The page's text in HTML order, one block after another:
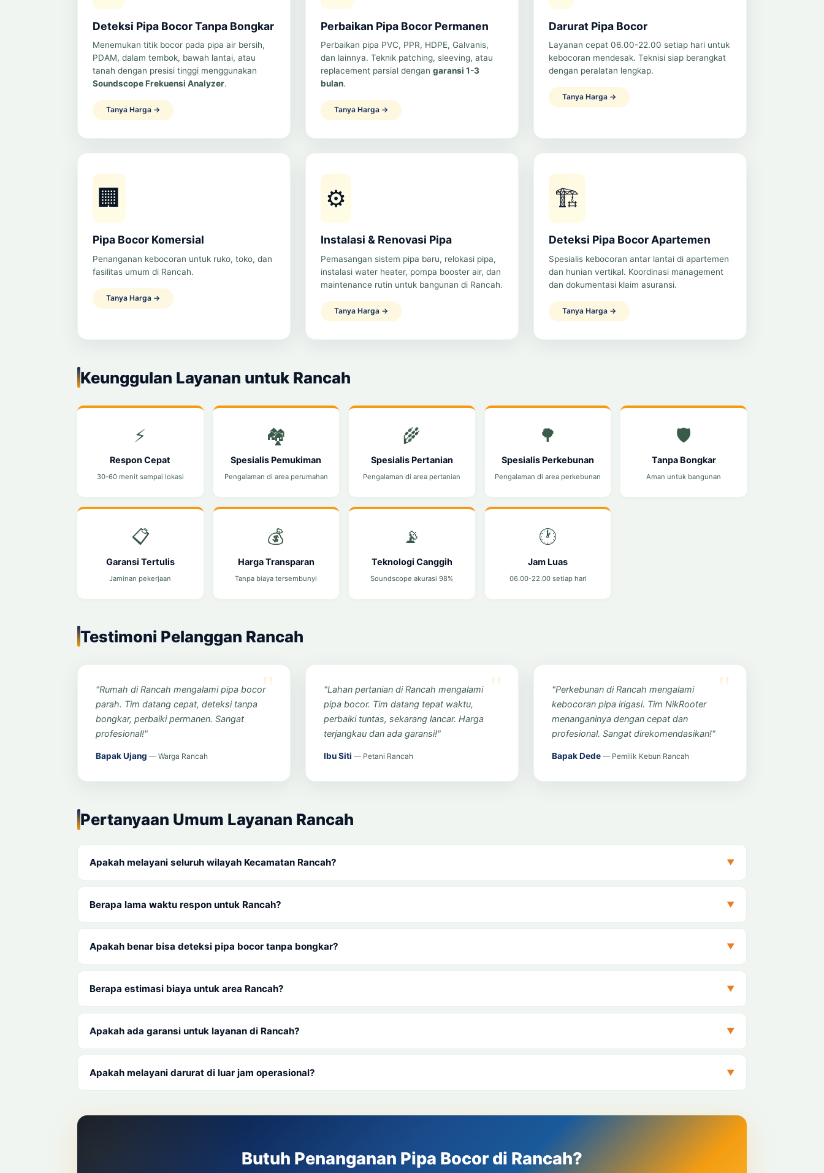
Deteksi Pipa Bocor Tanpa Bongkar
Menemukan titik bocor pada pipa air bersih,
PDAM, dalam tembok, bawah lantai, atau
tanah dengan presisi tinggi menggunakan
Soundscope Frekuensi Analyzer.
Tanya Harga →
Perbaikan Pipa Bocor Permanen
Perbaikan pipa PVC, PPR, HDPE, Galvanis,
dan lainnya. Teknik patching, sleeving, atau
replacement parsial dengan garansi 1-3
bulan.
Tanya Harga →
Darurat Pipa Bocor
Layanan cepat 06.00-22.00 setiap hari untuk
kebocoran mendesak. Teknisi siap berangkat
dengan peralatan lengkap.
Tanya Harga →
🏢
Pipa Bocor Komersial
Penanganan kebocoran untuk ruko, toko, dan
fasilitas umum di Rancah.
Tanya Harga →
⚙️
Instalasi & Renovasi Pipa
Pemasangan sistem pipa baru, relokasi pipa,
instalasi water heater, pompa booster air, dan
maintenance rutin untuk bangunan di Rancah.
Tanya Harga →
🏗️
Deteksi Pipa Bocor Apartemen
Spesialis kebocoran antar lantai di apartemen
dan hunian vertikal. Koordinasi management
dan dokumentasi klaim asuransi.
Tanya Harga →
Keunggulan Layanan untuk Rancah
⚡
Respon Cepat
30-60 menit sampai lokasi
🏘️
Spesialis Pemukiman
Pengalaman di area perumahan
🌾
Spesialis Pertanian
Pengalaman di area pertanian
🌳
Spesialis Perkebunan
Pengalaman di area perkebunan
🛡️
Tanpa Bongkar
Aman untuk bangunan
📋
Garansi Tertulis
Jaminan pekerjaan
💰
Harga Transparan
Tanpa biaya tersembunyi
📡
Teknologi Canggih
Soundscope akurasi 98%
🕐
Jam Luas
06.00-22.00 setiap hari
Testimoni Pelanggan Rancah
"Rumah di Rancah mengalami pipa bocor
parah. Tim datang cepat, deteksi tanpa
bongkar, perbaiki permanen. Sangat
profesional!"
Bapak Ujang — Warga Rancah
"Lahan pertanian di Rancah mengalami
pipa bocor. Tim datang tepat waktu,
perbaiki tuntas, sekarang lancar. Harga
terjangkau dan ada garansi!"
Ibu Siti — Petani Rancah
"Perkebunan di Rancah mengalami
kebocoran pipa irigasi. Tim NikRooter
menanganinya dengan cepat dan
profesional. Sangat direkomendasikan!"
Bapak Dede — Pemilik Kebun Rancah
Pertanyaan Umum Layanan Rancah
Apakah melayani seluruh wilayah Kecamatan Rancah? ▼
Berapa lama waktu respon untuk Rancah? ▼
Apakah benar bisa deteksi pipa bocor tanpa bongkar? ▼
Berapa estimasi biaya untuk area Rancah? ▼
Apakah ada garansi untuk layanan di Rancah? ▼
Apakah melayani darurat di luar jam operasional? ▼
Butuh Penanganan Pipa Bocor di Rancah?